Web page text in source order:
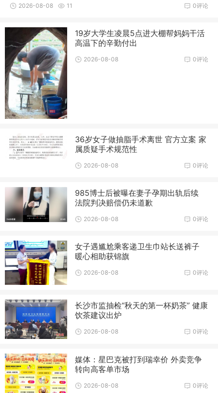
工人作业时不幸遭遇车祸身亡，家属时隔数年才得知逝者享有单
过两年诉讼...
0评论
2026-08-08 11
19岁大学生凌晨5点进大棚帮妈妈干活
高温下的辛勤付出
0评论
2026-08-08
36岁女子做抽脂手术离世 官方立案 家
属质疑手术规范性
0评论
2026-08-08
985博士后被曝在妻子孕期出轨后续
法院判决赔偿仍未道歉
0评论
2026-08-08
女子遇尴尬乘客递卫生巾站长送裤子
暖心相助获锦旗
0评论
2026-08-08
长沙市监抽检“秋天的第一杯奶茶” 健康
饮茶建议出炉
0评论
2026-08-08
媒体：星巴克被打到瑞幸价 外卖竞争
转向高客单市场
0评论
2026-08-08